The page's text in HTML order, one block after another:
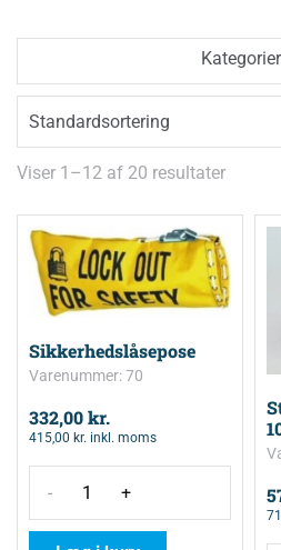
Kategorier
Viser 1–12 af 20 resultater
Sikkerhedslåsepose
Varenummer: 70
332,00kr.
415,00 kr. inkl. moms
- +